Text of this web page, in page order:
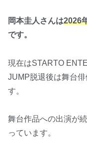
岡本圭人さんは2026
です。
現在はSTARTO
JUMP脱退後は舞台
す。
舞台作品への出演が
っています。